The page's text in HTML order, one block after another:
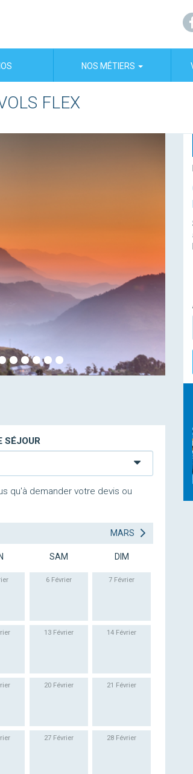
NOS MÉTIERS
FLEX
SÉJOUR
qu'à demander votre devis ou
MARS
SAM DIM
6 Février 7 Février
13 Février 14 Février
20 Février 21 Février
27 Février 28 Février